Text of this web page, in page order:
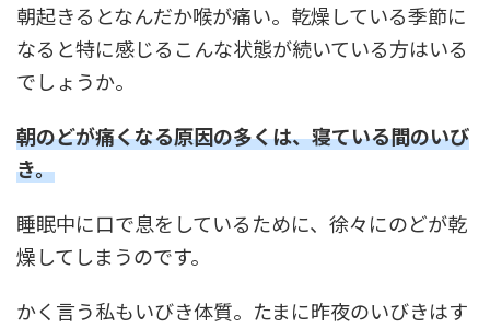
朝起きるとなんだか喉が痛い。乾燥している季節に
なると特に感じるこんな状態が続いている方はいる
でしょうか。
朝のどが痛くなる原因の多くは、寝ている間のいび
き。
睡眠中に口で息をしているために、徐々にのどが乾
燥してしまうのです。
かく言う私もいびき体質。たまに昨夜のいびきはす